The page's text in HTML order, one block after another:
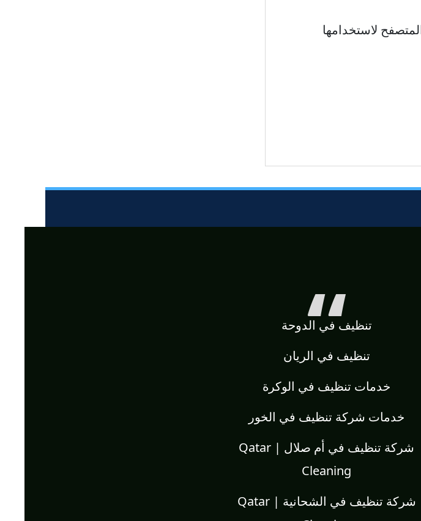
لاستخدامها
تنظيف في الدوحة
تنظيف في الريان
خدمات تنظيف في الوكرة
خدمات شركة تنظيف في الخور
شركة تنظيف في أم صلال | Qatar
Cleaning
شركة تنظيف في الشحانية | Qatar